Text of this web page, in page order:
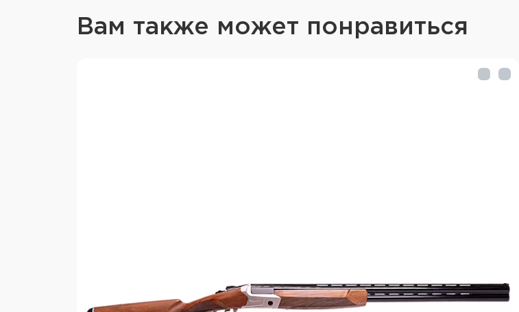
Вам также может понравиться